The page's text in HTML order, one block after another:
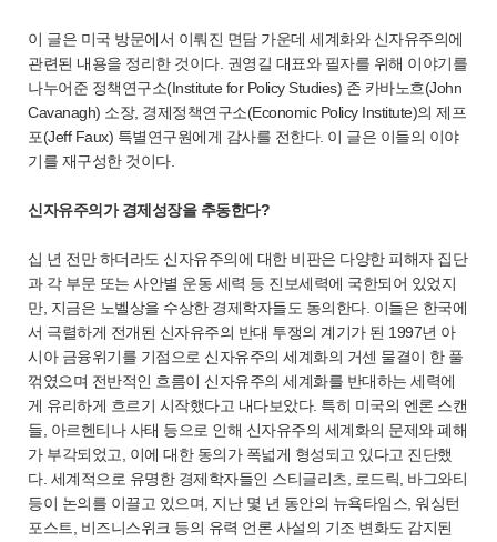
이 글은 미국 방문에서 이뤄진 면담 가운데 세계화와 신자유주의에
관련된 내용을 정리한 것이다. 권영길 대표와 필자를 위해 이야기를
나누어준 정책연구소(Institute for Policy Studies) 존 카바노흐(John
Cavanagh) 소장, 경제정책연구소(Economic Policy Institute)의 제프
포(Jeff Faux) 특별연구원에게 감사를 전한다. 이 글은 이들의 이야
기를 재구성한 것이다.
신자유주의가 경제성장을 추동한다?
십 년 전만 하더라도 신자유주의에 대한 비판은 다양한 피해자 집단
과 각 부문 또는 사안별 운동 세력 등 진보세력에 국한되어 있었지
만, 지금은 노벨상을 수상한 경제학자들도 동의한다. 이들은 한국에
서 극렬하게 전개된 신자유주의 반대 투쟁의 계기가 된 1997년 아
시아 금융위기를 기점으로 신자유주의 세계화의 거센 물결이 한 풀
꺾였으며 전반적인 흐름이 신자유주의 세계화를 반대하는 세력에
게 유리하게 흐르기 시작했다고 내다보았다. 특히 미국의 엔론 스캔
들, 아르헨티나 사태 등으로 인해 신자유주의 세계화의 문제와 폐해
가 부각되었고, 이에 대한 동의가 폭넓게 형성되고 있다고 진단했
다. 세계적으로 유명한 경제학자들인 스티글리츠, 로드릭, 바그와티
등이 논의를 이끌고 있으며, 지난 몇 년 동안의 뉴욕타임스, 워싱턴
포스트, 비즈니스위크 등의 유력 언론 사설의 기조 변화도 감지된